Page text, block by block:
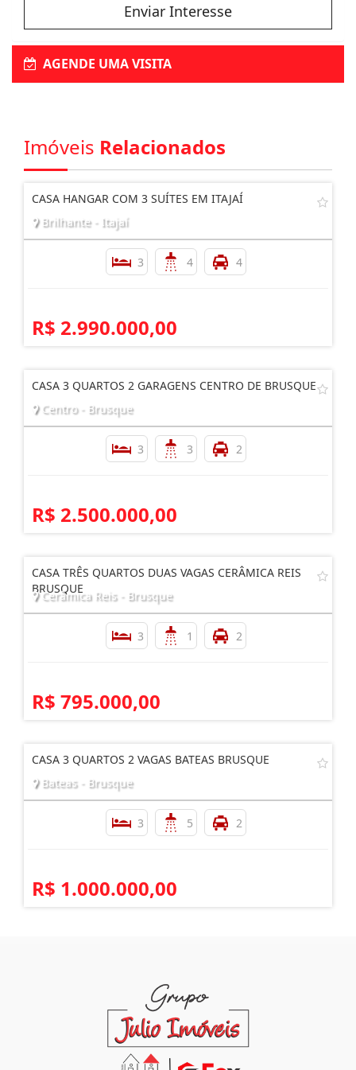
Enviar Interesse
AGENDE UMA VISITA
Imóveis Relacionados
CASA HANGAR COM 3 SUÍTES EM ITAJAÍ
Brilhante - Itajaí
3 4 4
R$ 2.990.000,00
CASA 3 QUARTOS 2 GARAGENS CENTRO DE BRUSQUE
Centro - Brusque
3 3 2
R$ 2.500.000,00
CASA TRÊS QUARTOS DUAS VAGAS CERÂMICA REIS
BRUSQUE
Cerâmica Reis - Brusque
3 1 2
R$ 795.000,00
CASA 3 QUARTOS 2 VAGAS BATEAS BRUSQUE
Bateas - Brusque
3 5 2
R$ 1.000.000,00